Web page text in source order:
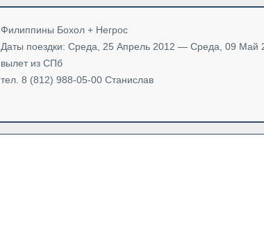
Филиппины Бохол + Негрос
Даты поездки: Среда, 25 Апрель 2012 — Среда, 09 Май
вылет из СПб
тел. 8 (812) 988-05-00 Станислав